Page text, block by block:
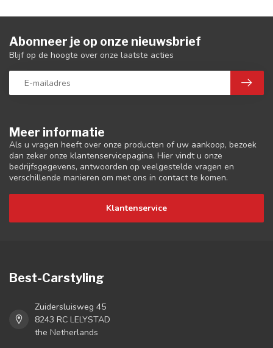
Meer informatie
Als u vragen heeft over onze producten of uw aankoop, bezoek
dan zeker onze klantenservicepagina. Hier vindt u onze
bedrijfsgegevens, antwoorden op veelgestelde vragen en
verschillende manieren om met ons in contact te komen.
Klantenservice
Abonneer je op onze nieuwsbrief
Blijf op de hoogte over onze laatste acties
Best-Carstyling
Zuidersluisweg 45
8243 RC LELYSTAD
the Netherlands